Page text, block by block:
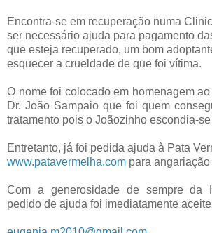
Encontra-se em recuperação numa
ser necessário ajuda para pagamento
que esteja recuperado, um bom
esquecer a crueldade de que foi vítima.
O nome foi colocado em homenagem
Dr. João Sampaio que foi quem
tratamento pois o Joãozinho escondia-
Entretanto, já foi pedida ajuda à Pata
www.patavermelha.com para
Com a generosidade de sempre da
pedido de ajuda foi imediatamente